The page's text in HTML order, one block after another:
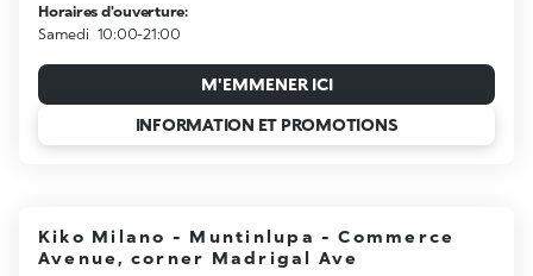
Horaires d'ouverture:
Samedi 10:00-21:00
M'EMMENER ICI
INFORMATION ET PROMOTIONS
Kiko Milano - Muntinlupa - Commerce
Avenue, corner Madrigal Ave